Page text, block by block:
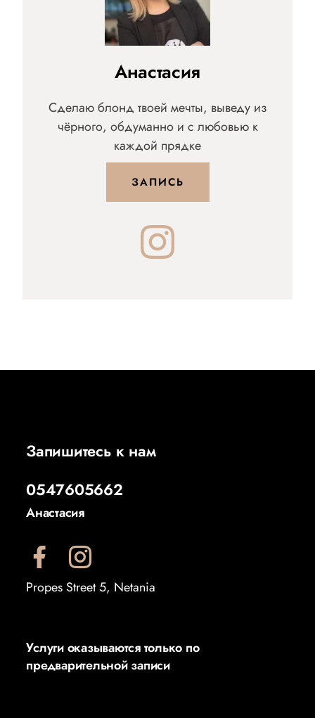
Анастасия
Сделаю блонд твоей мечты, выведу из
чёрного, обдуманно и с любовью к
каждой прядке
ЗАПИСЬ
Запишитесь к нам
0547605662
Анастасия
Propes Street 5, Netania
Услуги оказываются только по
предварительной записи